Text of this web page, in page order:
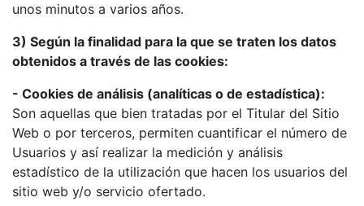
unos minutos a varios años.
3) Según la finalidad para la que se traten los datos
obtenidos a través de las cookies:
- Cookies de análisis (analíticas o de estadística):
Son aquellas que bien tratadas por el Titular del Sitio
Web o por terceros, permiten cuantificar el número de
Usuarios y así realizar la medición y análisis
estadístico de la utilización que hacen los usuarios del
sitio web y/o servicio ofertado.